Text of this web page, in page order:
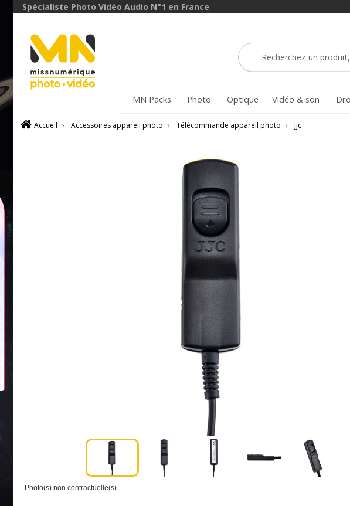
Spécialiste Photo Vidéo Audio N°1 en France
MN Packs Photo Optique Vidéo & son
Accueil › Accessoires appareil photo › Télécommande appareil photo › Jjc
Photo(s) non contractuelle(s)